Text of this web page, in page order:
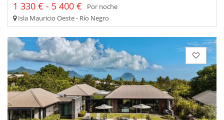
1 330 € - 5 400 €
Por noche
Isla Mauricio Oeste - Río Negro